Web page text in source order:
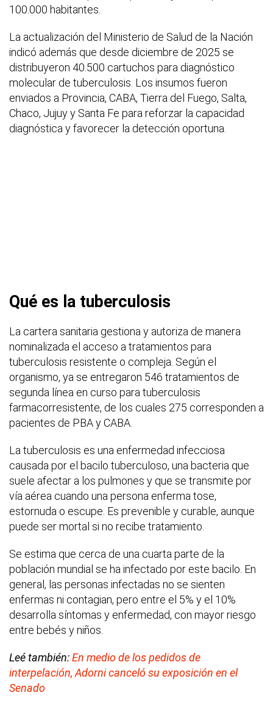
100.000 habitantes.
La actualización del Ministerio de Salud de la Nación
indicó además que desde diciembre de 2025 se
distribuyeron 40.500 cartuchos para diagnóstico
molecular de tuberculosis. Los insumos fueron
enviados a Provincia, CABA, Tierra del Fuego, Salta,
Chaco, Jujuy y Santa Fe para reforzar la capacidad
diagnóstica y favorecer la detección oportuna.
Qué es la tuberculosis
La cartera sanitaria gestiona y autoriza de manera
nominalizada el acceso a tratamientos para
tuberculosis resistente o compleja. Según el
organismo, ya se entregaron 546 tratamientos de
segunda línea en curso para tuberculosis
farmacorresistente, de los cuales 275 corresponden a
pacientes de PBA y CABA.
La tuberculosis es una enfermedad infecciosa
causada por el bacilo tuberculoso, una bacteria que
suele afectar a los pulmones y que se transmite por
vía aérea cuando una persona enferma tose,
estornuda o escupe. Es prevenible y curable, aunque
puede ser mortal si no recibe tratamiento.
Se estima que cerca de una cuarta parte de la
población mundial se ha infectado por este bacilo. En
general, las personas infectadas no se sienten
enfermas ni contagian, pero entre el 5% y el 10%
desarrolla síntomas y enfermedad, con mayor riesgo
entre bebés y niños.
Leé también:En medio de los pedidos de
interpelación, Adorni canceló su exposición en el
Senado